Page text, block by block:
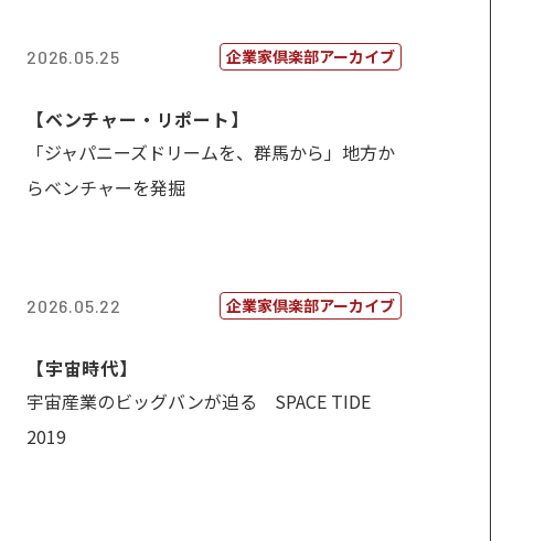
2026.05.25 企業家倶楽部アーカイブ
【ベンチャー・リポート】
「ジャパニーズドリームを、群馬から」地方か
らベンチャーを発掘
2026.05.22 企業家倶楽部アーカイブ
【宇宙時代】
宇宙産業のビッグバンが迫る SPACE TIDE
2019